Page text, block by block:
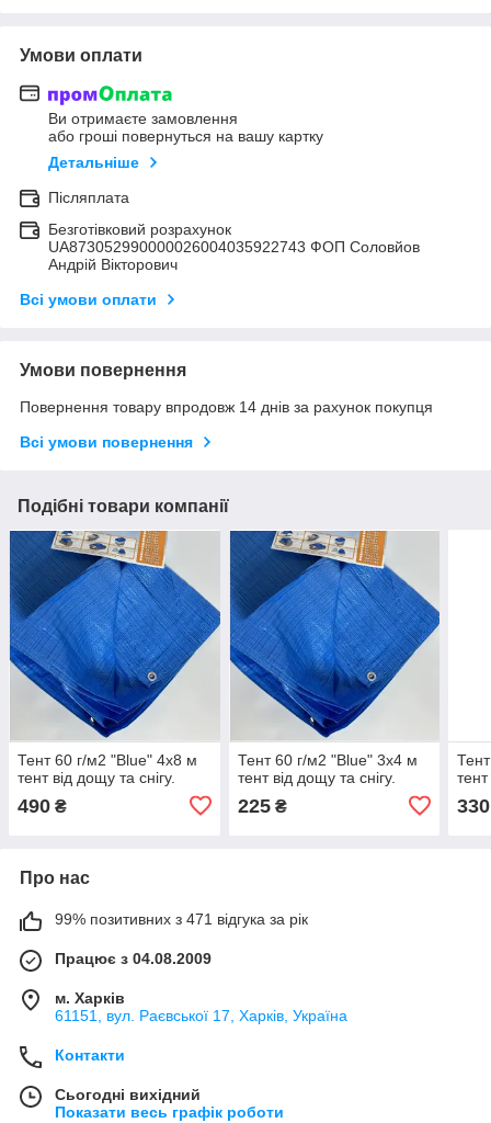
Умови оплати
Ви отримаєте замовлення
або гроші повернуться на вашу картку
Детальніше
Післяплата
Безготівковий розрахунок
UA873052990000026004035922743 ФОП Соловйов
Андрій Вікторович
Всі умови оплати
Умови повернення
Повернення товару впродовж 14 днів за рахунок покупця
Всі умови повернення
Подібні товари компанії
Тент 60 г/м2 "Blue" 4х8 м
тент від дощу та снігу.
490 ₴
Тент 60 г/м2 "Blue" 3х4 м
тент від дощу та снігу.
225₴ 330
Про нас
99% позитивних з 471 відгука за рік
Працює з 04.08.2009
м. Харків
61151, вул. Раєвської 17, Харків, Україна
Контакти
Сьогодні вихідний
Показати весь графік роботи